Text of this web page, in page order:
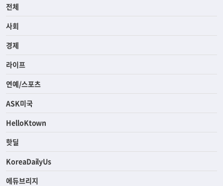
전체
사회
경제
라이프
연예/스포츠
ASK미국
HelloKtown
핫딜
KoreaDailyUs
에듀브리지